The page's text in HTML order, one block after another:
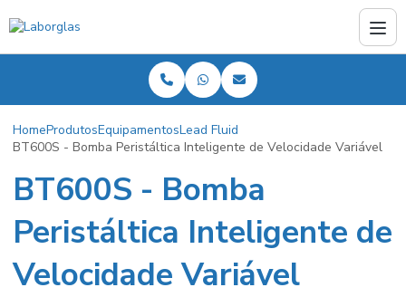
HomeProdutosEquipamentosLead Fluid
BT600S - Bomba Peristáltica Inteligente de Velocidade Variável
BT600S - Bomba
Peristáltica Inteligente de
Velocidade Variável